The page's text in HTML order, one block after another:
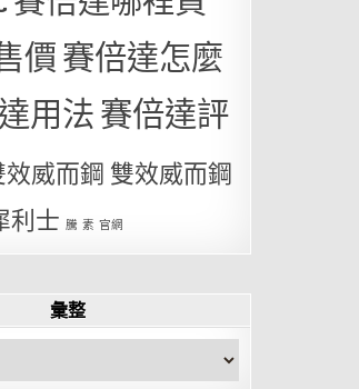
價賽倍達怎麼
用法賽倍達評
威而鋼 雙效威而鋼
利士 騰 素 官網
彙整